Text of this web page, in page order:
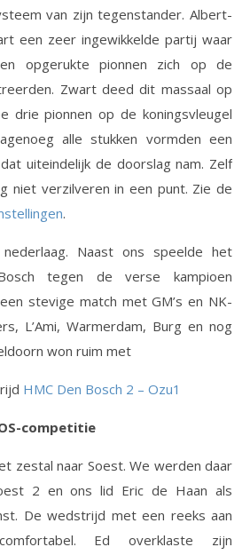
van zijn tegenstander. Albert-
een zeer ingewikkelde partij waar
opgerukte pionnen zich op de
Zwart deed dit massaal op
drie pionnen op de koningsvleugel
alle stukken vormden een
uiteindelijk de doorslag nam. Zelf
niet verzilveren in een punt. Zie de
.
Naast ons speelde het
tegen de verse kampioen
stevige match met GM’s en NK-
L’Ami, Warmerdam, Burg en nog
won ruim met
HMC Den Bosch 2 – Ozu1
competitie
zestal naar Soest. We werden daar
2 en ons lid Eric de Haan als
De wedstrijd met een reeks aan
Ed overklaste zijn